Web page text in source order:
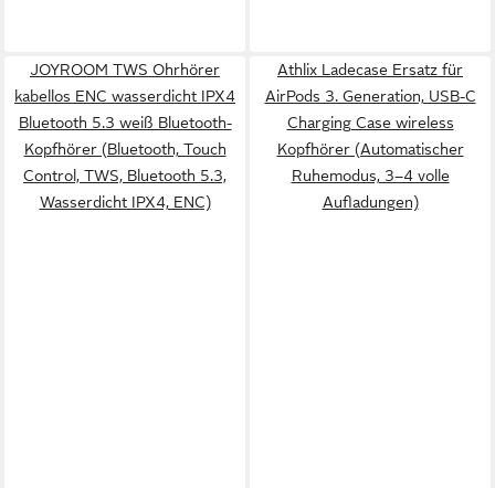
JOYROOM TWS Ohrhörer
kabellos ENC wasserdicht IPX4
Bluetooth 5.3 weiß Bluetooth-
Kopfhörer (Bluetooth, Touch
Control, TWS, Bluetooth 5.3,
Wasserdicht IPX4, ENC)
Athlix Ladecase Ersatz für
AirPods 3. Generation, USB-C
Charging Case wireless
Kopfhörer (Automatischer
Ruhemodus, 3–4 volle
Aufladungen)